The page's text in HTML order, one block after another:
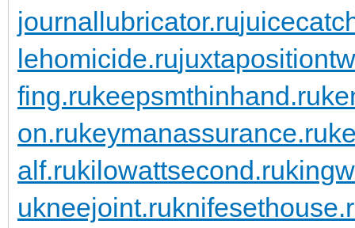
journallubricator.ru
lehomicide.ru
fing.rukeepsmthinhand.ru
on.rukeymanassurance.ru
alf.rukilowattsecond.ru
ukneejoint.ru